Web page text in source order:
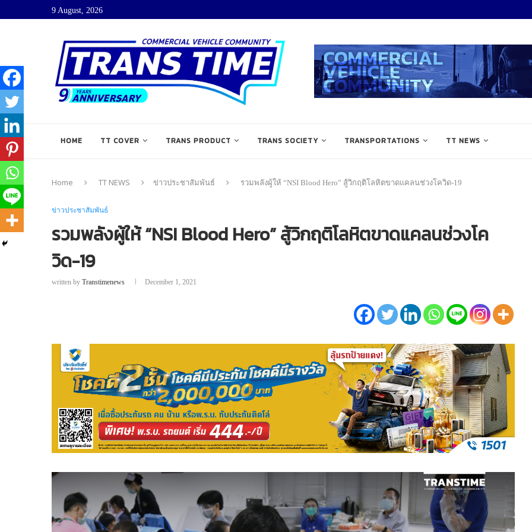
9 August, 2026
HOME TT COVER TRANS PRODUCT TRANS SOCIETY TRANSPORTATIONS TT NEWS
Home TT NEWS ข่าวประชาสัมพันธ์ รวมพลังผู้ให้ “NSI Blood Hero” สู้วิกฤติโลหิตขาดแคลนช่วงโควิด-19
ข่าวประชาสัมพันธ์
รวมพลังผู้ให้ “NSI Blood Hero” สู้วิกฤติโลหิตขาดแคลนช่วงโค
วิด-19
written by Transtimenews December 1, 2021